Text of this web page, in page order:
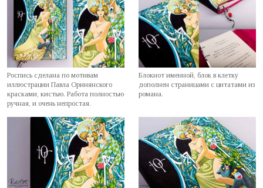
Роспись сделана по мотивам
иллюстрации Павла Оринянского
красками, кистью. Работа полностью
ручная, и очень непростая.
Блокнот именной, блок в клетку
дополнен страницами с цитатами из
романа.